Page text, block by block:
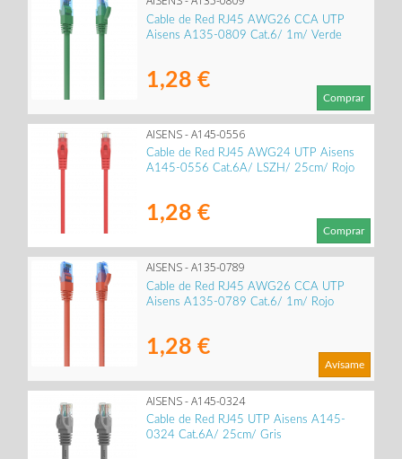
Cable de Red RJ45 AWG26 CCA UTP
Aisens A135-0809 Cat.6/ 1m/ Verde
1,28 €
Comprar
AISENS - A145-0556
Cable de Red RJ45 AWG24 UTP Aisens
A145-0556 Cat.6A/ LSZH/ 25cm/ Rojo
1,28 €
Comprar
AISENS - A135-0789
Cable de Red RJ45 AWG26 CCA UTP
Aisens A135-0789 Cat.6/ 1m/ Rojo
1,28 €
Avísame
AISENS - A145-0324
Cable de Red RJ45 UTP Aisens A145-
0324 Cat.6A/ 25cm/ Gris